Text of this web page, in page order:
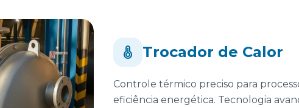
Trocador de Calor
Controle térmico preciso para
eficiência energética. Tecnologia